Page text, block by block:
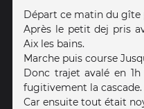
Départ ce matin du gîte
Après le petit dej pris
Aix les bains.
Marche puis course
Donc trajet avalé en
fugitivement la cascade.
Car ensuite tout était